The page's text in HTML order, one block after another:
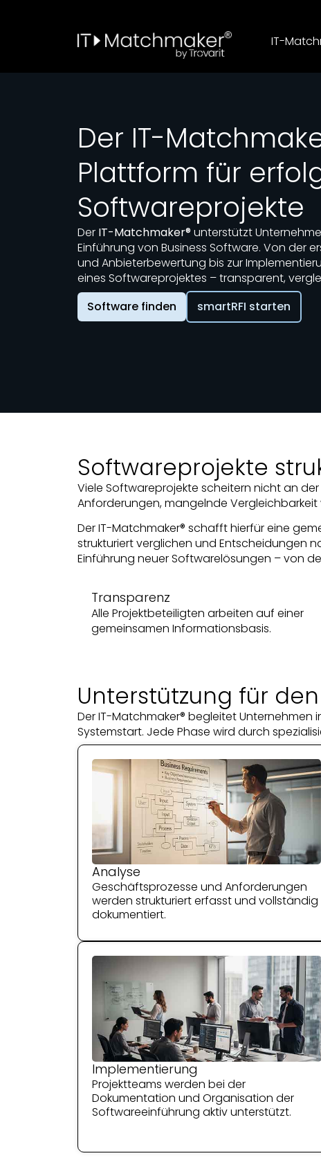
IT-
Der IT-
Plattform für
Softwareprojekte
Der IT-Matchmaker®unterstützt
Einführung von Business Software. Von der
und Anbieterbewertung bis zur
eines Softwareprojektes – transparent,
Software finden
smartRFI starten
Softwareprojekte
Viele Softwareprojekte scheitern nicht an
Anforderungen, mangelnde
Der IT-Matchmaker® schafft hierfür eine
strukturiert verglichen und Entscheidungen
Einführung neuer Softwarelösungen – von
Transparenz
Alle Projektbeteiligten arbeiten auf einer
gemeinsamen Informationsbasis.
Unterstützung für
Der IT-Matchmaker® begleitet Unternehmen
Systemstart. Jede Phase wird durch
Analyse
Geschäftsprozesse und Anforderungen
werden strukturiert erfasst und vollständig
dokumentiert.
Implementierung
Projektteams werden bei der
Dokumentation und Organisation der
Softwareeinführung aktiv unterstützt.